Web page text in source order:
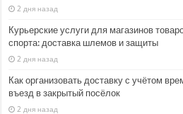
2 дня назад
Курьерские услуги для магазинов
спорта: доставка шлемов и защиты
2 дня назад
Как организовать доставку с учётом
въезд в закрытый посёлок
2 дня назад